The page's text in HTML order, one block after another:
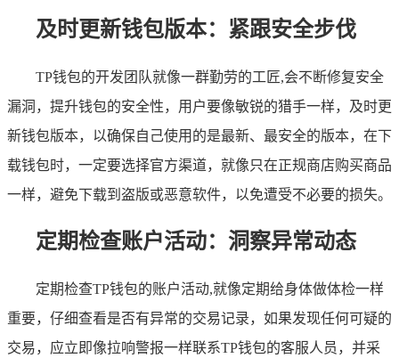
及时更新钱包版本：紧跟安全步伐
TP钱包的开发团队就像一群勤劳的工匠,会不断修复安全
漏洞，提升钱包的安全性，用户要像敏锐的猎手一样，及时更
新钱包版本，以确保自己使用的是最新、最安全的版本，在下
载钱包时，一定要选择官方渠道，就像只在正规商店购买商品
一样，避免下载到盗版或恶意软件，以免遭受不必要的损失。
定期检查账户活动：洞察异常动态
定期检查TP钱包的账户活动,就像定期给身体做体检一样
重要，仔细查看是否有异常的交易记录，如果发现任何可疑的
交易，应立即像拉响警报一样联系TP钱包的客服人员，并采